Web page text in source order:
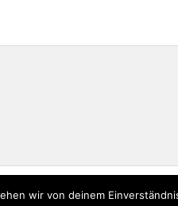
wir von deinem